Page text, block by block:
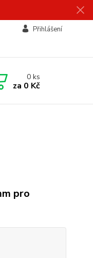
Přihlášení
0ks
za 0 Kč
pro